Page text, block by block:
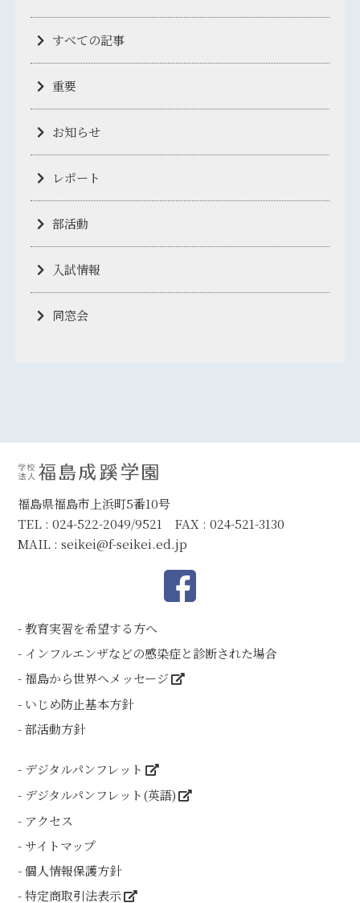
すべての記事
重要
お知らせ
レポート
部活動
入試情報
同窓会
福島県福島市上浜町5番10号
TEL : 024-522-2049/9521 FAX : 024-521-3130
MAIL :seikei@f-seikei.ed.jp
教育実習を希望する方へ
インフルエンザなどの感染症と診断された場合
福島から世界へメッセージ
いじめ防止基本方針
部活動方針
デジタルパンフレット
デジタルパンフレット(英語)
アクセス
サイトマップ
個人情報保護方針
特定商取引法表示